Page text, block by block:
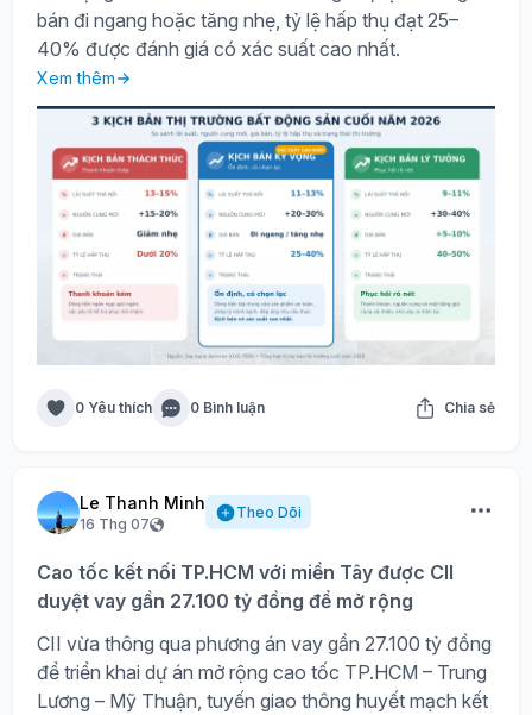
bán đi ngang hoặc tăng nhẹ, tỷ lệ hấp thụ đạt 25–
40% được đánh giá có xác suất cao nhất.
Xem thêm
0 Yêu thích 0 Bình luận Chia sẻ
Le Thanh Minh
16 Thg 07
Theo Dõi
Cao tốc kết nối TP.HCM với miền Tây được CII
duyệt vay gần 27.100 tỷ đồng để mở rộng
CII vừa thông qua phương án vay gần 27.100 tỷ đồng
để triển khai dự án mở rộng cao tốc TP.HCM – Trung
Lương – Mỹ Thuận, tuyến giao thông huyết mạch kết